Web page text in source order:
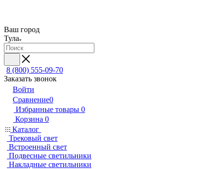
Ваш город
Тула
8 (800) 555-09-70
Заказать звонок
Войти
Сравнение0
Избранные товары 0
Корзина 0
Каталог
Трековый свет
Встроенный свет
Подвесные светильники
Накладные светильники